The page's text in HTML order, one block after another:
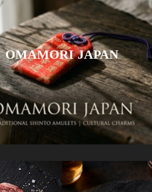
OMAMORI JAPAN